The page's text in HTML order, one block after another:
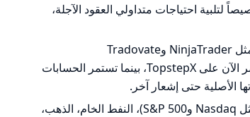
لتلبية احتياجات متداولي العقود الآجلة،
كانت الشركة تدعم سابقاً منصات مثل NinjaTrader وTradovate
وTradingView. ومع ذلك، فإن الحسابات الجديدة تقتصر الآن على TopstepX، بينما تستمر الحسابات
تتيح المنصة تداول عقود المؤشرات (مثل Nasdaq وS&P 500)، النفط الخام، الذهب،